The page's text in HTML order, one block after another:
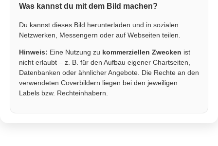
Was kannst du mit dem Bild machen?
Du kannst dieses Bild herunterladen und in sozialen
Netzwerken, Messengern oder auf Webseiten teilen.
Hinweis: Eine Nutzung zu kommerziellen Zwecken ist
nicht erlaubt – z. B. für den Aufbau eigener Chartseiten,
Datenbanken oder ähnlicher Angebote. Die Rechte an den
verwendeten Coverbildern liegen bei den jeweiligen
Labels bzw. Rechteinhabern.